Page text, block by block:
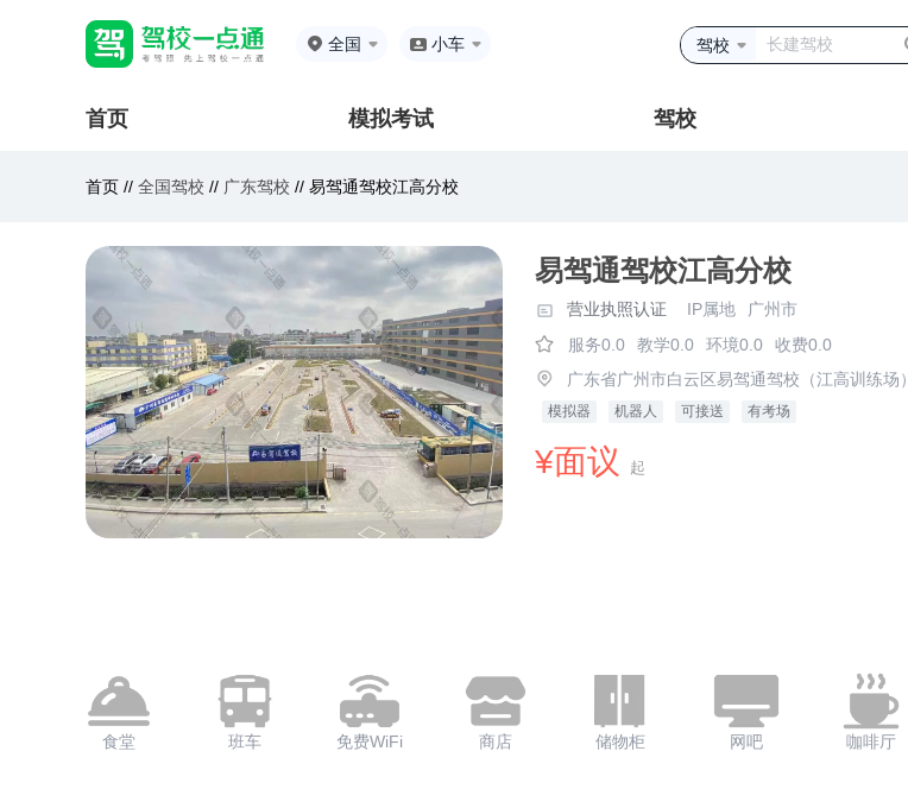
全国 小车 驾校
首页 模拟考试 驾校
首页 // 全国驾校 // 广东驾校 // 易驾通驾校江高分校
易驾通驾校江高分校
营业执照认证 IP属地
广州市
服务0.0
教学0.0 环境0.0
收费0.0
广东省广州市白云区易驾通驾校（江高训练场）
模拟器 机器人 可接送 有考场
¥面议 起
食堂 班车 免费WiFi 商店 储物柜 网吧 咖啡厅